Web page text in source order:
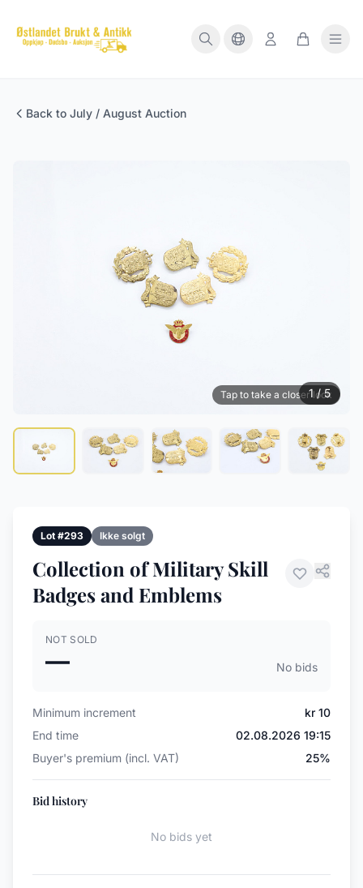
Back to July / August Auction
Tap to take a closer look
1 / 5
Lot #293 Ikke solgt
Collection of Military Skill
Badges and Emblems
NOT SOLD
— No bids
Minimum increment
kr 10
End time
02.08.2026 19:15
Buyer's premium (incl. VAT)
25%
Bid history
No bids yet